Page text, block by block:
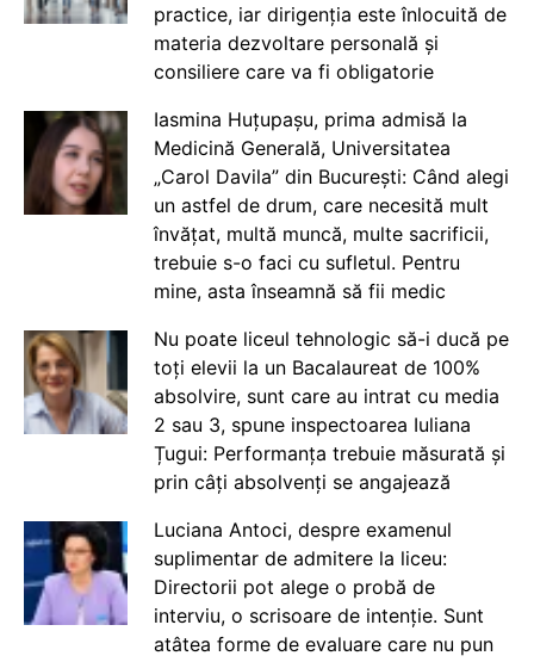
practice, iar dirigenția este înlocuită de
materia dezvoltare personală și
consiliere care va fi obligatorie
Iasmina Huțupașu, prima admisă la
Medicină Generală, Universitatea
„Carol Davila” din București: Când alegi
un astfel de drum, care necesită mult
învățat, multă muncă, multe sacrificii,
trebuie s-o faci cu sufletul. Pentru
mine, asta înseamnă să fii medic
Nu poate liceul tehnologic să-i ducă pe
toți elevii la un Bacalaureat de 100%
absolvire, sunt care au intrat cu media
2 sau 3, spune inspectoarea Iuliana
Țugui: Performanța trebuie măsurată și
prin câți absolvenți se angajează
Luciana Antoci, despre examenul
suplimentar de admitere la liceu:
Directorii pot alege o probă de
interviu, o scrisoare de intenție. Sunt
atâtea forme de evaluare care nu pun